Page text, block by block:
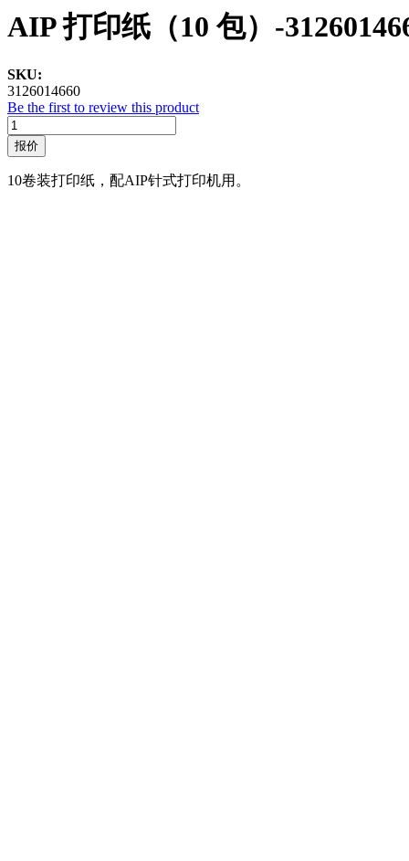
AIP 打印纸（10 包）-
SKU:
3126014660
Be the first to review this product
报价
10卷装打印纸，配AIP针式打印机用。